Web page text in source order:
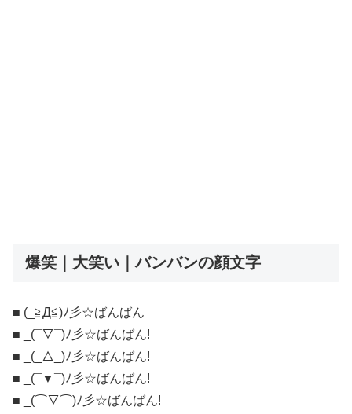
爆笑｜大笑い｜バンバンの顔文字
■ (_≧Д≦)ﾉ彡☆ばんばん
■ _(¯▽¯)ﾉ彡☆ばんばん!
■ _(_△_)ﾉ彡☆ばんばん!
■ _(¯▼¯)ﾉ彡☆ばんばん!
■ _(⌒▽⌒)ﾉ彡☆ばんばん!